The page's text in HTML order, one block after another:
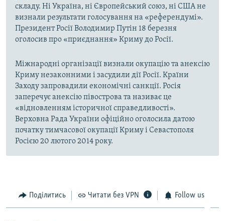
складу. Ні Україна, ні Європейський союз, ні США не
визнали результати голосування на «референдумі».
Президент Росії Володимир Путін 18 березня
оголосив про «приєднання» Криму до Росії.
Міжнародні організації визнали окупацію та анексію
Криму незаконними і засудили дії Росії. Країни
Заходу запровадили економічні санкції. Росія
заперечує анексію півострова та називає це
«відновленням історичної справедливості».
Верховна Рада України офіційно оголосила датою
початку тимчасової окупації Криму і Севастополя
Росією 20 лютого 2014 року.
Поділитись Читати без VPN Follow us